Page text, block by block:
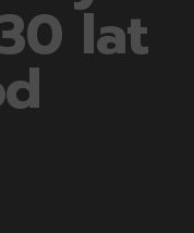
lat